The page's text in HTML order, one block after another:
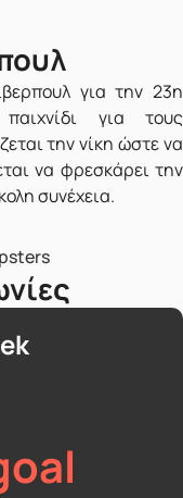
για την 23η
για τους
την νίκη ώστε να
να φρεσκάρει την
συνέχεια.